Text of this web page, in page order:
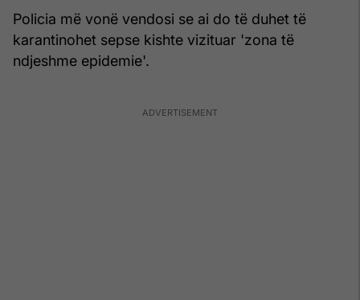
Policia më vonë vendosi se ai do të duhet të
karantinohet sepse kishte vizituar 'zona të
ndjeshme epidemie'.